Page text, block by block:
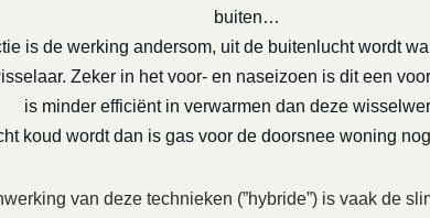
buiten…
is de werking andersom, uit de buitenlucht wordt
Zeker in het voor- en naseizoen is dit een
is minder efficiënt in verwarmen dan deze
koud wordt dan is gas voor de doorsnee woning
van deze technieken (”hybride”) is vaak de